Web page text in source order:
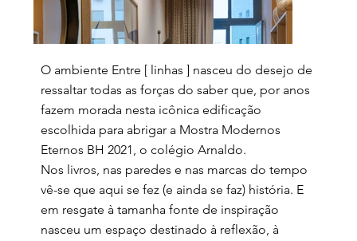
O ambiente Entre [ linhas ] nasceu do desejo de
ressaltar todas as forças do saber que, por anos
fazem morada nesta icônica edificação
escolhida para abrigar a Mostra Modernos
Eternos BH 2021, o colégio Arnaldo.
Nos livros, nas paredes e nas marcas do tempo
vê-se que aqui se fez (e ainda se faz) história. E
em resgate à tamanha fonte de inspiração
nasceu um espaço destinado à reflexão, à